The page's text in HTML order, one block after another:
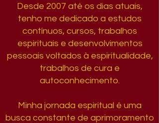
Desde 2007 até os dias atuais,
tenho me dedicado a estudos
contínuos, cursos, trabalhos
espirituais e desenvolvimentos
pessoais voltados à espiritualidade,
trabalhos de cura e
autoconhecimento.
Minha jornada espiritual é uma
busca constante de aprimoramento